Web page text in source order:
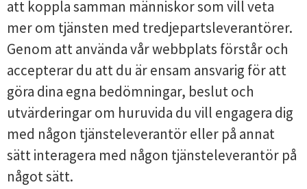
att koppla samman människor som vill veta
mer om tjänsten med tredjepartsleverantörer.
Genom att använda vår webbplats förstår och
accepterar du att du är ensam ansvarig för att
göra dina egna bedömningar, beslut och
utvärderingar om huruvida du vill engagera dig
med någon tjänsteleverantör eller på annat
sätt interagera med någon tjänsteleverantör på
något sätt.